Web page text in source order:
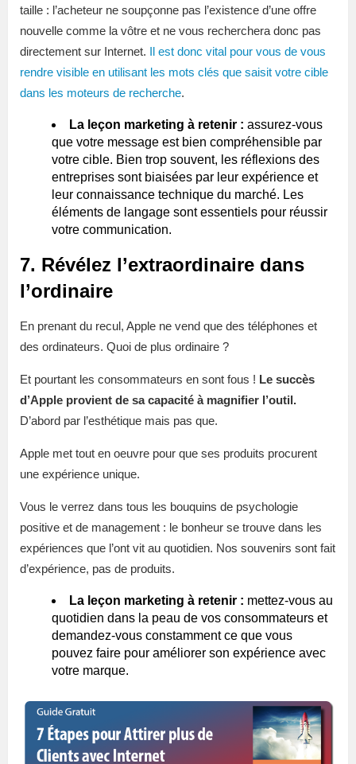
taille : l’acheteur ne soupçonne pas l’existence d’une offre
nouvelle comme la vôtre et ne vous recherchera donc pas
directement sur Internet. Il est donc vital pour vous de vous
rendre visible en utilisant les mots clés que saisit votre cible
dans les moteurs de recherche.
La leçon marketing à retenir : assurez-vous
que votre message est bien compréhensible par
votre cible. Bien trop souvent, les réflexions des
entreprises sont biaisées par leur expérience et
leur connaissance technique du marché. Les
éléments de langage sont essentiels pour réussir
votre communication.
7. Révélez l’extraordinaire dans
l’ordinaire
En prenant du recul, Apple ne vend que des téléphones et
des ordinateurs. Quoi de plus ordinaire ?
Et pourtant les consommateurs en sont fous ! Le succès
d’Apple provient de sa capacité à magnifier l’outil.
D’abord par l’esthétique mais pas que.
Apple met tout en oeuvre pour que ses produits procurent
une expérience unique.
Vous le verrez dans tous les bouquins de psychologie
positive et de management : le bonheur se trouve dans les
expériences que l’ont vit au quotidien. Nos souvenirs sont fait
d’expérience, pas de produits.
La leçon marketing à retenir : mettez-vous au
quotidien dans la peau de vos consommateurs et
demandez-vous constamment ce que vous
pouvez faire pour améliorer son expérience avec
votre marque.